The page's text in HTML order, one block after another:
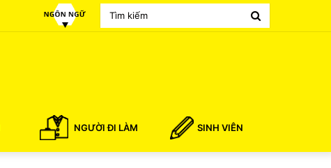
NGƯỜI ĐI LÀM SINH VIÊN